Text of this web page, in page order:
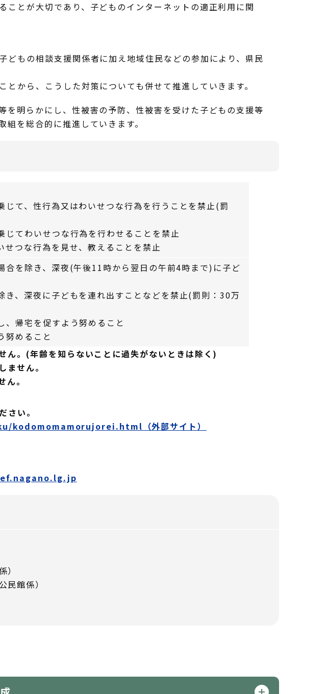
とが大切であり、子どものインターネットの適正利用に関
もの相談支援関係者に加え地域住民などの参加により、県民
から、こうした対策についても併せて推進していきます。
明らかにし、性被害の予防、性被害を受けた子どもの支援等
を総合的に推進していきます。
て、性行為又はわいせつな行為を行うことを禁止(罰
じてわいせつな行為を行わせることを禁止
せつな行為を見せ、教えることを禁止
合を除き、深夜(午後11時から翌日の午前4時まで)に子ど
き、深夜に子どもを連れ出すことなどを禁止(罰則：30万
、帰宅を促すよう努めること
努めること
ん。(年齢を知らないことに過失がないときは除く)
せん。
。
さい。
（外部サイト）
館係）